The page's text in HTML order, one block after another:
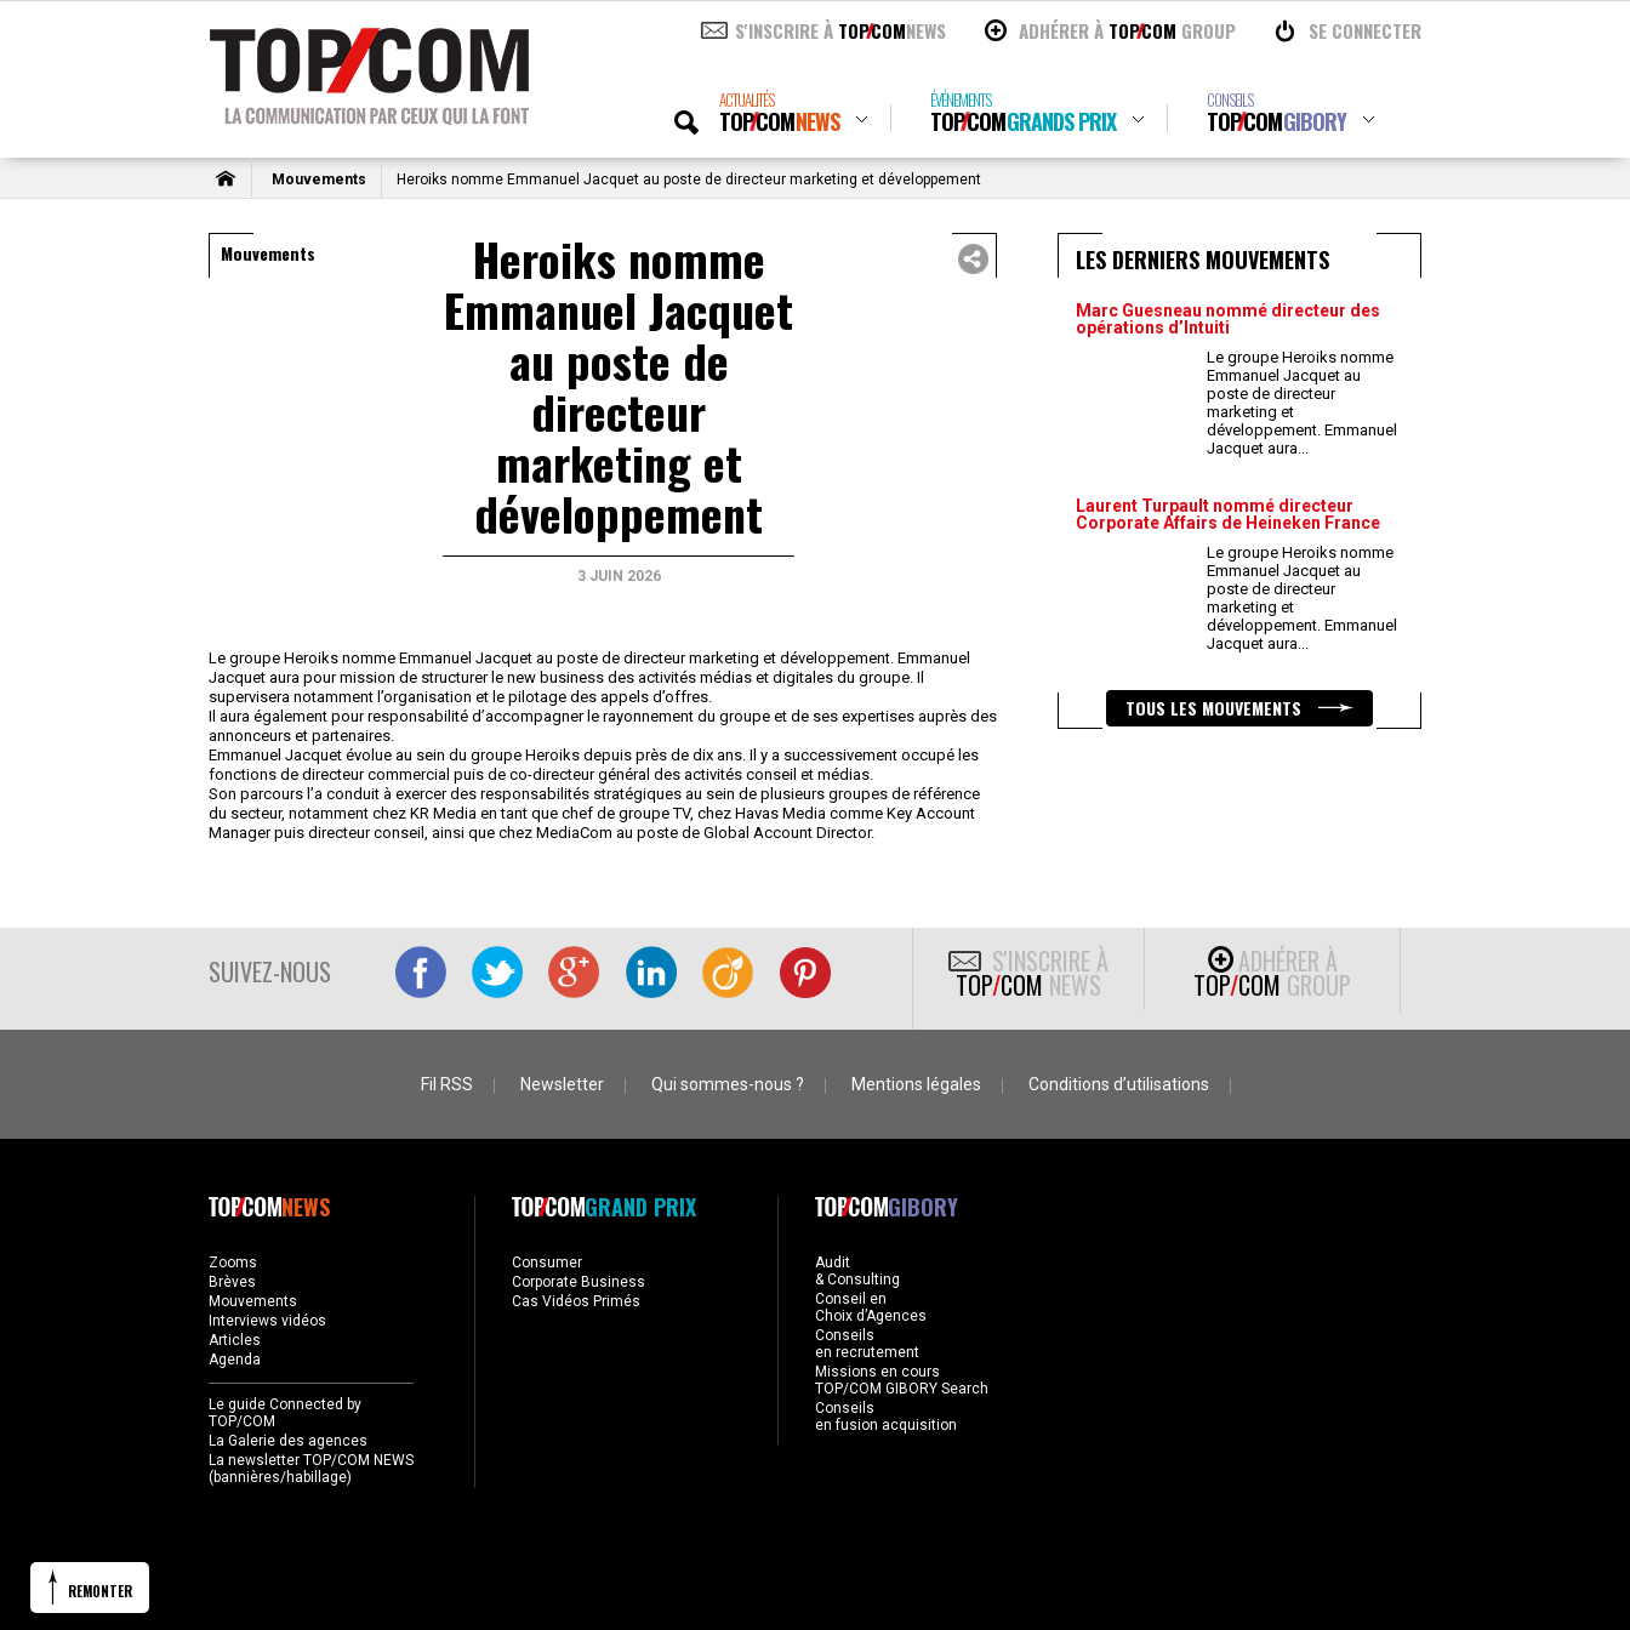
S'INSCRIRE À TOPCOMNEWS ADHÉRER À TOPCOM GROUP SE CONNECTER
ACTUALITÉS
TOPCOMNEWS
ÉVÉNEMENTS
TOPCOMGRANDS PRIX
CONSEILS
TOPCOMGIBORY
Mouvements Heroiks nomme Emmanuel Jacquet au poste de directeur marketing et développement
Mouvements Heroiks nomme
Emmanuel Jacquet
au poste de
directeur
marketing et
développement
3 JUIN 2026
Le groupe Heroiks nomme Emmanuel Jacquet au poste de directeur marketing et développement. Emmanuel
Jacquet aura pour mission de structurer le new business des activités médias et digitales du groupe. Il
supervisera notamment l’organisation et le pilotage des appels d’offres.
Il aura également pour responsabilité d’accompagner le rayonnement du groupe et de ses expertises auprès des
annonceurs et partenaires.
Emmanuel Jacquet évolue au sein du groupe Heroiks depuis près de dix ans. Il y a successivement occupé les
fonctions de directeur commercial puis de co-directeur général des activités conseil et médias.
Son parcours l’a conduit à exercer des responsabilités stratégiques au sein de plusieurs groupes de référence
du secteur, notamment chez KR Media en tant que chef de groupe TV, chez Havas Media comme Key Account
Manager puis directeur conseil, ainsi que chez MediaCom au poste de Global Account Director.
LES DERNIERS MOUVEMENTS
Marc Guesneau nommé directeur des
opérations d’Intuiti
Le groupe Heroiks nomme
Emmanuel Jacquet au
poste de directeur
marketing et
développement. Emmanuel
Jacquet aura...
Laurent Turpault nommé directeur
Corporate Affairs de Heineken France
Le groupe Heroiks nomme
Emmanuel Jacquet au
poste de directeur
marketing et
développement. Emmanuel
Jacquet aura...
TOUS LES MOUVEMENTS
SUIVEZ-NOUS S'INSCRIRE À
TOP/COM NEWS
ADHÉRER À
TOP/COM GROUP
Fil RSS Newsletter Qui sommes-nous ? Mentions légales Conditions d’utilisations
NEWS
Zooms
Brèves
Mouvements
Interviews vidéos
Articles
Agenda
Le guide Connected by
TOP/COM
La Galerie des agences
La newsletter TOP/COM NEWS
(bannières/habillage)
GRAND PRIX
Consumer
Corporate Business
Cas Vidéos Primés
GIBORY
Audit
& Consulting
Conseil en
Choix d’Agences
Conseils
en recrutement
Missions en cours
TOP/COM GIBORY Search
Conseils
en fusion acquisition
REMONTER